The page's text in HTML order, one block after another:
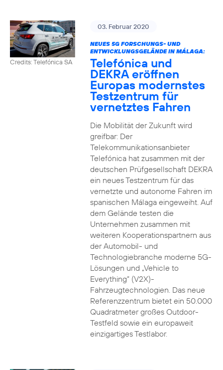
Credits: Telefónica SA
03. Februar 2020
NEUES 5G FORSCHUNGS- UND
ENTWICKLUNGSGELÄNDE IN MÁLAGA:
Telefónica und
DEKRA eröffnen
Europas modernstes
Testzentrum für
vernetztes Fahren
Die Mobilität der Zukunft wird
greifbar: Der
Telekommunikationsanbieter
Telefónica hat zusammen mit der
deutschen Prüfgesellschaft DEKRA
ein neues Testzentrum für das
vernetzte und autonome Fahren im
spanischen Málaga eingeweiht. Auf
dem Gelände testen die
Unternehmen zusammen mit
weiteren Kooperationspartnern aus
der Automobil- und
Technologiebranche moderne 5G-
Lösungen und „Vehicle to
Everything“ (V2X)-
Fahrzeugtechnologien. Das neue
Referenzzentrum bietet ein 50.000
Quadratmeter großes Outdoor-
Testfeld sowie ein europaweit
einzigartiges Testlabor.